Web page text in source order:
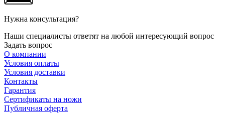
Нужна консультация?
Наши специалисты ответят на любой интересующий вопрос
Задать вопрос
О компании
Условия оплаты
Условия доставки
Контакты
Гарантия
Сертификаты на ножи
Публичная оферта